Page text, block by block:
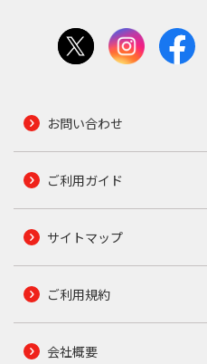
お問い合わせ
ご利用ガイド
サイトマップ
ご利用規約
会社概要